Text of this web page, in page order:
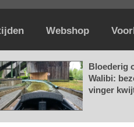
Webshop
Bloederig
Walibi:
vinger